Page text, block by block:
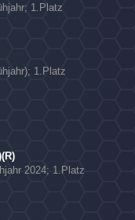
1.Platz
1.Platz
2024; 1.Platz